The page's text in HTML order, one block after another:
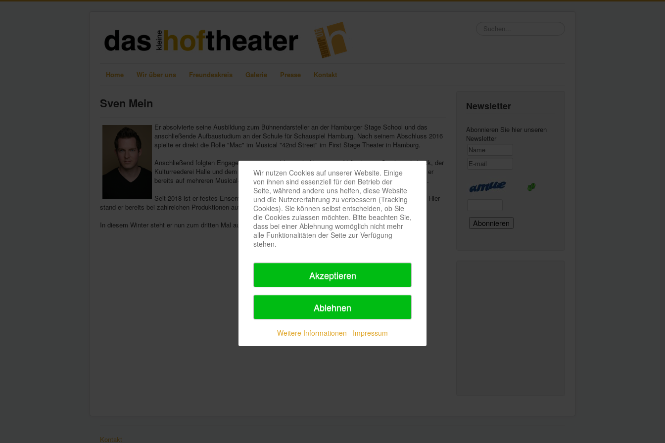
Suchen...
Home Wir über uns Freundeskreis Galerie Presse Kontakt
Sven Mein
Er absolvierte seine Ausbildung zum Bühnendarsteller an der Hamburger Stage School und das
anschließende Aufbaustudium an der Schule für Schauspiel Hamburg. Nach seinem Abschluss 2016
spielte er direkt die Rolle "Mac" im Musical "42nd Street" im First Stage Theater in Hamburg.
Anschließend folgten Engagements u.a. im kleinen hoftheater, im Volkstheater Geisler in Lübeck, der
Kulturreederei Halle und dem piccolo teatro Haventheater in Bremerhafen. Deutschlandweit war er
bereits auf mehreren Musical-Tourneen zu sehen, wie z.B. in "Cinderella" und "Bibi Blocksberg".
Seit 2018 ist er festes Ensemblemitglied und mittlerweile in der Leitung des „Theater der Tiefe“. Hier
stand er bereits bei zahlreichen Produktionen auf der Bühne, zuletzt in „Mirandolina“ und „Das Dschungelbuch“.
In diesem Winter steht er nun zum dritten Mal auf der Bühne im kleinen hoftheater.
Newsletter
Abonnieren Sie hier unseren
Newsletter
Kontakt
Wir nutzen Cookies auf unserer Website. Einige
von ihnen sind essenziell für den Betrieb der
Seite, während andere uns helfen, diese Website
und die Nutzererfahrung zu verbessern (Tracking
Cookies). Sie können selbst entscheiden, ob Sie
die Cookies zulassen möchten. Bitte beachten Sie,
dass bei einer Ablehnung womöglich nicht mehr
alle Funktionalitäten der Seite zur Verfügung
stehen.
Akzeptieren
Ablehnen
Weitere Informationen Impressum